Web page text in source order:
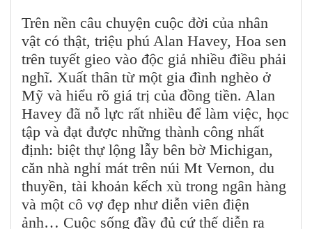
Trên nền câu chuyện cuộc đời của nhân
vật có thật, triệu phú Alan Havey, Hoa sen
trên tuyết gieo vào độc giả nhiều điều phải
nghĩ. Xuất thân từ một gia đình nghèo ở
Mỹ và hiểu rõ giá trị của đồng tiền. Alan
Havey đã nỗ lực rất nhiều để làm việc, học
tập và đạt được những thành công nhất
định: biệt thự lộng lẫy bên bờ Michigan,
căn nhà nghỉ mát trên núi Mt Vernon, du
thuyền, tài khoản kếch xù trong ngân hàng
và một cô vợ đẹp như diễn viên điện
ảnh… Cuộc sống đầy đủ cứ thế diễn ra